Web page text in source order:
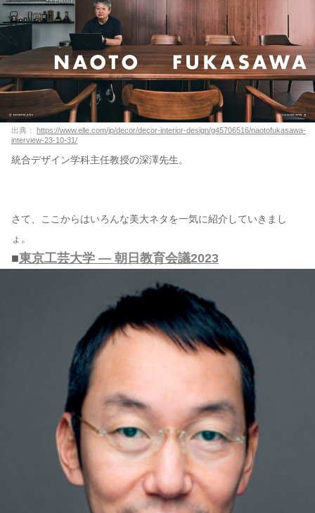
出典：
https://www.elle.com/jp/decor/decor-interior-design/g45706516/naotofukasawa-
interview-23-10-31/
統合デザイン学科主任教授の深澤先生。
さて、ここからはいろんな美大ネタを一気に紹介していきまし
ょ。
■東京工芸大学 ― 朝日教育会議2023